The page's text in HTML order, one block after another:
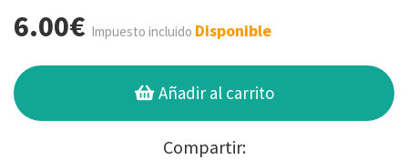
6.00€ Impuesto incluido Disponible
Añadir al carrito
Compartir: